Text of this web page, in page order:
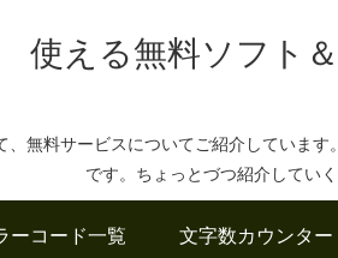
使える無料ソフト
無料サービスについてご紹介していま
です。ちょっとづつ紹介してい
ーコード一覧 文字数カウンター